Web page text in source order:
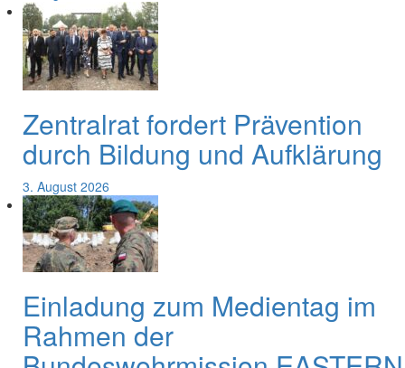
Zentralrat fordert Prävention
durch Bildung und Aufklärung
3. August 2026
Einladung zum Medientag im
Rahmen der